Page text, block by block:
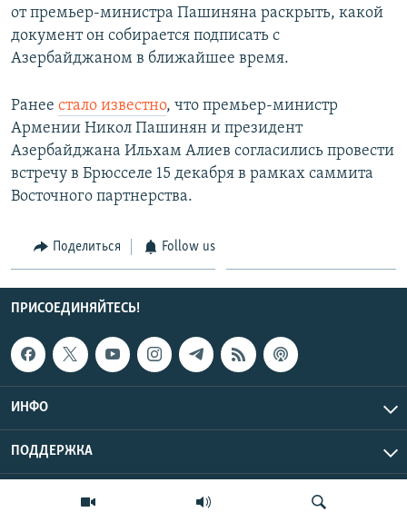
от премьер-министра Пашиняна раскрыть, какой
документ он собирается подписать с
Азербайджаном в ближайшее время.
Ранее стало известно, что премьер-министр
Армении Никол Пашинян и президент
Азербайджана Ильхам Алиев согласились провести
встречу в Брюсселе 15 декабря в рамках саммита
Восточного партнерства.
Поделиться Follow us
ПРИСОЕДИНЯЙТЕСЬ!
ИНФО
ПОДДЕРЖКА
Эхо Кавказа © 2026 RFE/RL, Inc. | Все права защищены.